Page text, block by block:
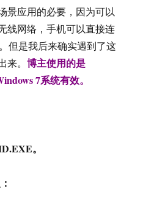
景应用的必要，因为可以
线网络，手机可以直接连
但是我后来确实遇到了这
来。博主使用的是
7系统有效。
。